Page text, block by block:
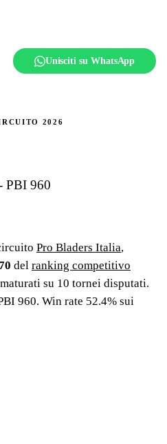
Unisciti su WhatsApp
2026
PBI 960
Pro Bladers Italia,
70 del ranking competitivo
su 10 tornei disputati.
960. Win rate 52.4% sui